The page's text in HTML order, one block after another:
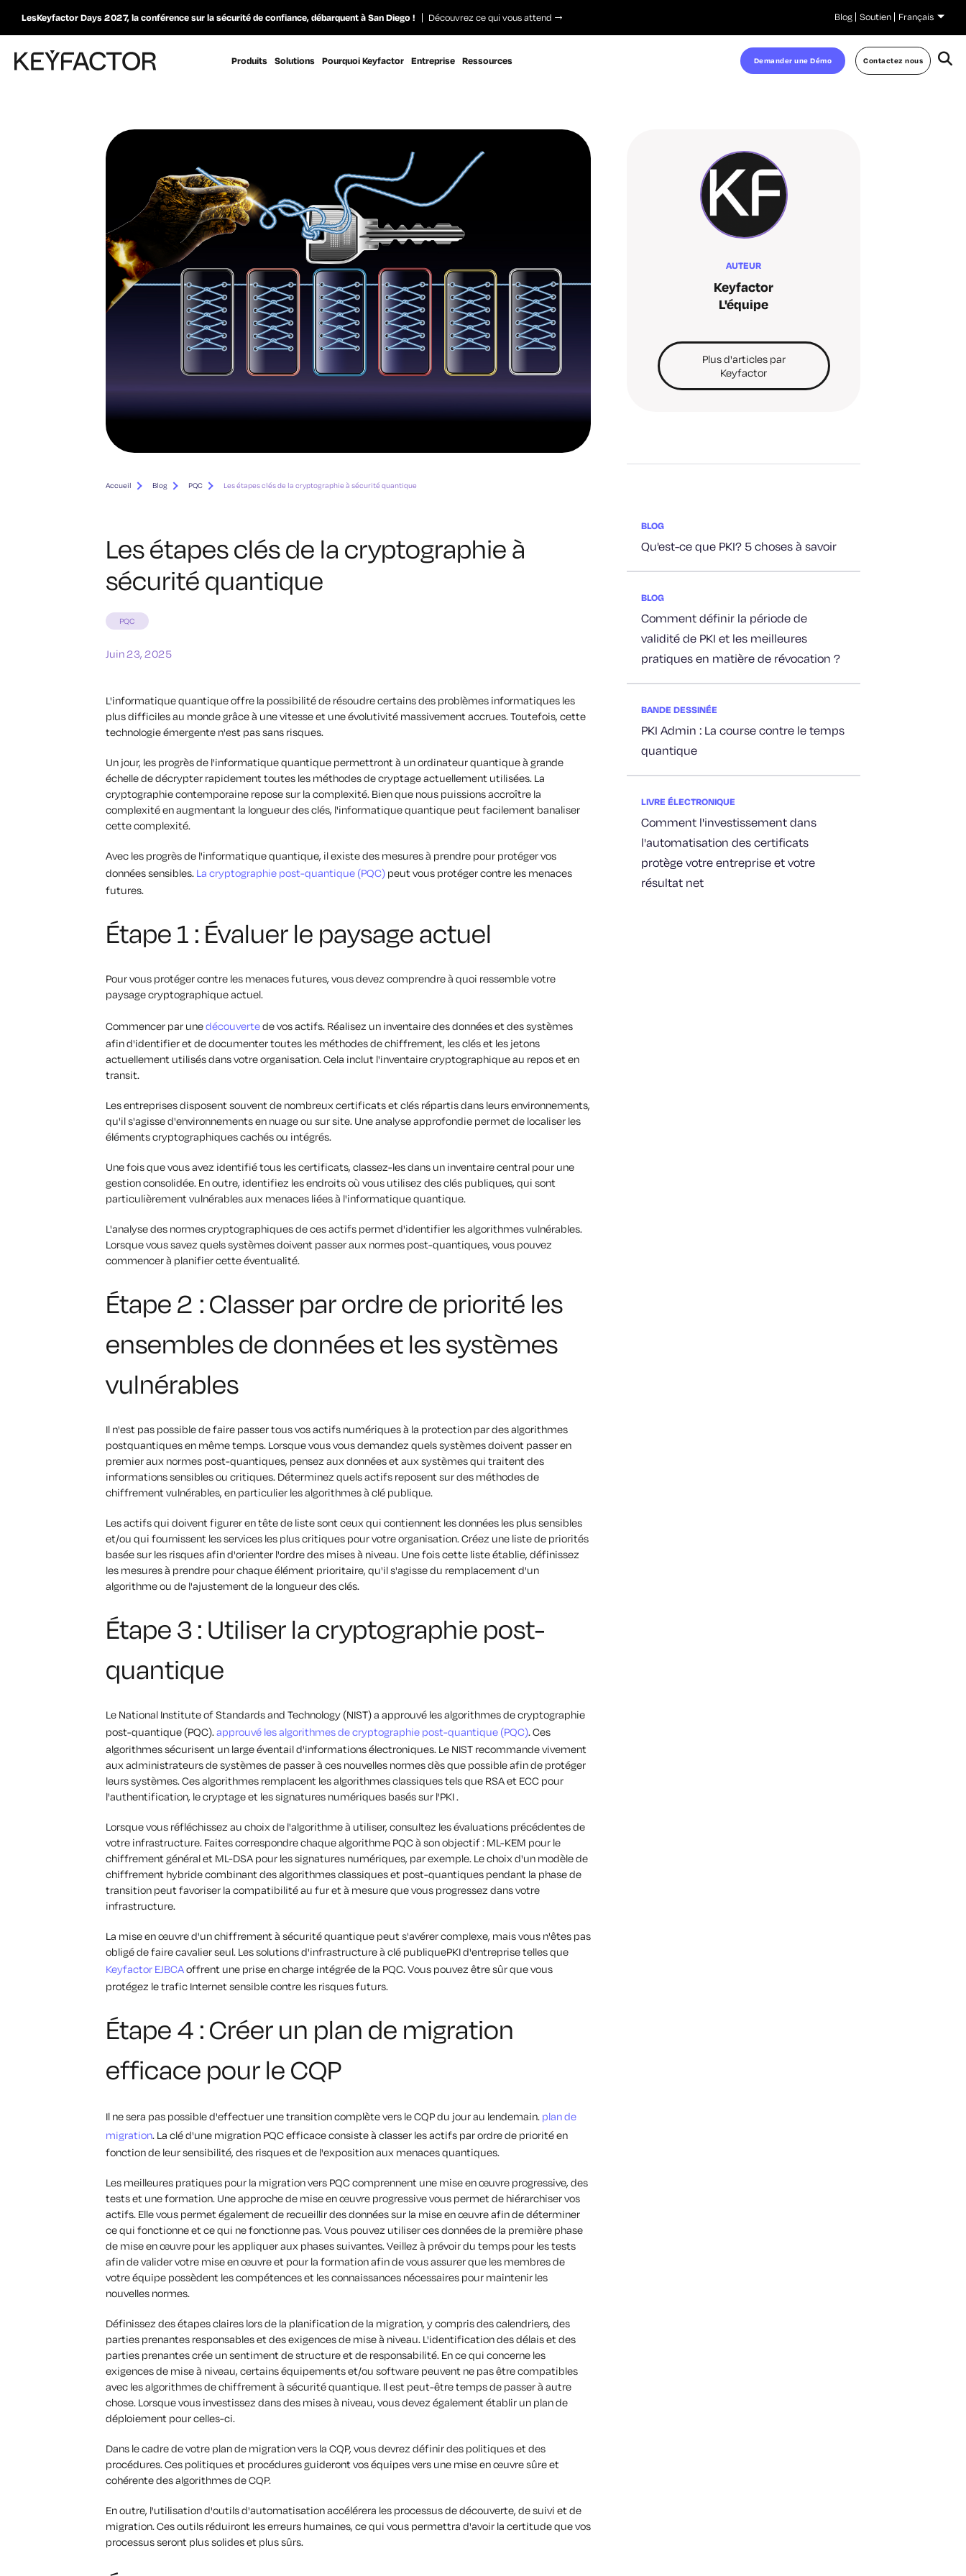
LesKeyfactor Days 2027, la conférence sur la sécurité de confiance, débarquent à San Diego ! Découvrez ce qui vous attend Blog Soutien Français
Produits Solutions Pourquoi Keyfactor Entreprise Ressources Demander une Démo Contactez nous
Accueil Blog PQC Les étapes clés de la cryptographie à sécurité quantique
Les étapes clés de la cryptographie à
sécurité quantique
PQC
Juin 23, 2025
L'informatique quantique offre la possibilité de résoudre certains des problèmes informatiques les
plus difficiles au monde grâce à une vitesse et une évolutivité massivement accrues. Toutefois, cette
technologie émergente n'est pas sans risques.
Un jour, les progrès de l'informatique quantique permettront à un ordinateur quantique à grande
échelle de décrypter rapidement toutes les méthodes de cryptage actuellement utilisées. La
cryptographie contemporaine repose sur la complexité. Bien que nous puissions accroître la
complexité en augmentant la longueur des clés, l'informatique quantique peut facilement banaliser
cette complexité.
Avec les progrès de l'informatique quantique, il existe des mesures à prendre pour protéger vos
données sensibles. La cryptographie post-quantique (PQC) peut vous protéger contre les menaces
futures.
Étape 1 : Évaluer le paysage actuel
Pour vous protéger contre les menaces futures, vous devez comprendre à quoi ressemble votre
paysage cryptographique actuel.
Commencer par unedécouvertede vos actifs. Réalisez un inventaire des données et des systèmes
afin d'identifier et de documenter toutes les méthodes de chiffrement, les clés et les jetons
actuellement utilisés dans votre organisation. Cela inclut l'inventaire cryptographique au repos et en
transit.
Les entreprises disposent souvent de nombreux certificats et clés répartis dans leurs environnements,
qu'il s'agisse d'environnements en nuage ou sur site. Une analyse approfondie permet de localiser les
éléments cryptographiques cachés ou intégrés.
Une fois que vous avez identifié tous les certificats, classez-les dans un inventaire central pour une
gestion consolidée. En outre, identifiez les endroits où vous utilisez des clés publiques, qui sont
particulièrement vulnérables aux menaces liées à l'informatique quantique.
L'analyse des normes cryptographiques de ces actifs permet d'identifier les algorithmes vulnérables.
Lorsque vous savez quels systèmes doivent passer aux normes post-quantiques, vous pouvez
commencer à planifier cette éventualité.
Étape 2 : Classer par ordre de priorité les
ensembles de données et les systèmes
vulnérables
Il n'est pas possible de faire passer tous vos actifs numériques à la protection par des algorithmes
postquantiques en même temps. Lorsque vous vous demandez quels systèmes doivent passer en
premier aux normes post-quantiques, pensez aux données et aux systèmes qui traitent des
informations sensibles ou critiques. Déterminez quels actifs reposent sur des méthodes de
chiffrement vulnérables, en particulier les algorithmes à clé publique.
Les actifs qui doivent figurer en tête de liste sont ceux qui contiennent les données les plus sensibles
et/ou qui fournissent les services les plus critiques pour votre organisation. Créez une liste de priorités
basée sur les risques afin d'orienter l'ordre des mises à niveau. Une fois cette liste établie, définissez
les mesures à prendre pour chaque élément prioritaire, qu'il s'agisse du remplacement d'un
algorithme ou de l'ajustement de la longueur des clés.
Étape 3 : Utiliser la cryptographie post-
quantique
Le National Institute of Standards and Technology (NIST) a approuvé les algorithmes de cryptographie
post-quantique (PQC).approuvé les algorithmes de cryptographie post-quantique (PQC). Ces
algorithmes sécurisent un large éventail d'informations électroniques. Le NIST recommande vivement
aux administrateurs de systèmes de passer à ces nouvelles normes dès que possible afin de protéger
leurs systèmes. Ces algorithmes remplacent les algorithmes classiques tels que RSA et ECC pour
l'authentification, le cryptage et les signatures numériques basés sur l'PKI .
Lorsque vous réfléchissez au choix de l'algorithme à utiliser, consultez les évaluations précédentes de
votre infrastructure. Faites correspondre chaque algorithme PQC à son objectif : ML-KEM pour le
chiffrement général et ML-DSA pour les signatures numériques, par exemple. Le choix d'un modèle de
chiffrement hybride combinant des algorithmes classiques et post-quantiques pendant la phase de
transition peut favoriser la compatibilité au fur et à mesure que vous progressez dans votre
infrastructure.
La mise en œuvre d'un chiffrement à sécurité quantique peut s'avérer complexe, mais vous n'êtes pas
obligé de faire cavalier seul. Les solutions d'infrastructure à clé publiquePKI d'entreprise telles que
Keyfactor EJBCAoffrent une prise en charge intégrée de la PQC. Vous pouvez être sûr que vous
protégez le trafic Internet sensible contre les risques futurs.
Étape 4 : Créer un plan de migration
efficace pour le CQP
Il ne sera pas possible d'effectuer une transition complète vers le CQP du jour au lendemain. plan de
migration. La clé d'une migration PQC efficace consiste à classer les actifs par ordre de priorité en
fonction de leur sensibilité, des risques et de l'exposition aux menaces quantiques.
Les meilleures pratiques pour la migration vers PQC comprennent une mise en œuvre progressive, des
tests et une formation. Une approche de mise en œuvre progressive vous permet de hiérarchiser vos
actifs. Elle vous permet également de recueillir des données sur la mise en œuvre afin de déterminer
ce qui fonctionne et ce qui ne fonctionne pas. Vous pouvez utiliser ces données de la première phase
de mise en œuvre pour les appliquer aux phases suivantes. Veillez à prévoir du temps pour les tests
afin de valider votre mise en œuvre et pour la formation afin de vous assurer que les membres de
votre équipe possèdent les compétences et les connaissances nécessaires pour maintenir les
nouvelles normes.
Définissez des étapes claires lors de la planification de la migration, y compris des calendriers, des
parties prenantes responsables et des exigences de mise à niveau. L'identification des délais et des
parties prenantes crée un sentiment de structure et de responsabilité. En ce qui concerne les
exigences de mise à niveau, certains équipements et/ou software peuvent ne pas être compatibles
avec les algorithmes de chiffrement à sécurité quantique. Il est peut-être temps de passer à autre
chose. Lorsque vous investissez dans des mises à niveau, vous devez également établir un plan de
déploiement pour celles-ci.
Dans le cadre de votre plan de migration vers la CQP, vous devrez définir des politiques et des
procédures. Ces politiques et procédures guideront vos équipes vers une mise en œuvre sûre et
cohérente des algorithmes de CQP.
En outre, l'utilisation d'outils d'automatisation accélérera les processus de découverte, de suivi et de
migration. Ces outils réduiront les erreurs humaines, ce qui vous permettra d'avoir la certitude que vos
processus seront plus solides et plus sûrs.
AUTEUR
Keyfactor
L'équipe
Plus d'articles par
Keyfactor
BLOG
Qu'est-ce que PKI? 5 choses à savoir
BLOG
Comment définir la période de
validité de PKI et les meilleures
pratiques en matière de révocation ?
BANDE DESSINÉE
PKI Admin : La course contre le temps
quantique
LIVRE ÉLECTRONIQUE
Comment l'investissement dans
l'automatisation des certificats
protège votre entreprise et votre
résultat net